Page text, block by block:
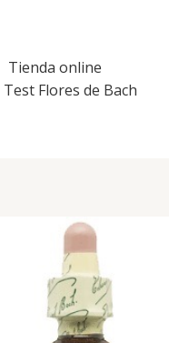
Tienda online
Test Flores de Bach